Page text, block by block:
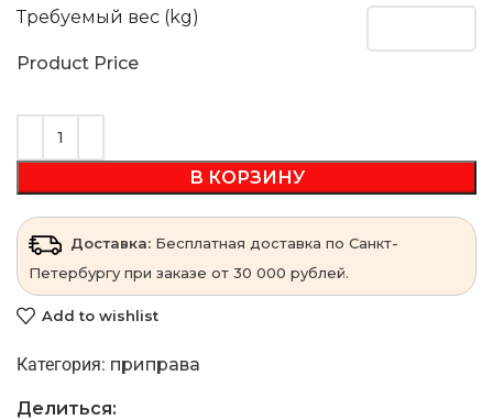
Требуемый вес (kg)
Product Price
В КОРЗИНУ
Доставка: Бесплатная доставка по Санкт-
Петербургу при заказе от 30 000 рублей.
Add to wishlist
Категория: приправа
Делиться: